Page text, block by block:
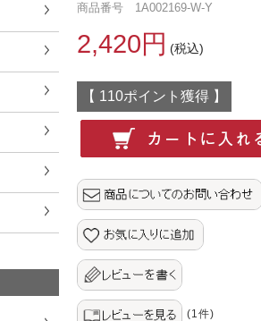
商品番号 1A002169-W-Y
2,420円 (税込)
【 110ポイント獲得 】
(1件)